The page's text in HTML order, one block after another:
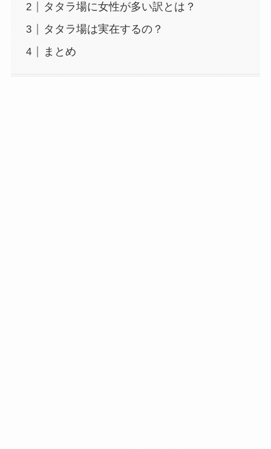
タタラ場に女性が多い訳とは？
タタラ場は実在するの？
まとめ